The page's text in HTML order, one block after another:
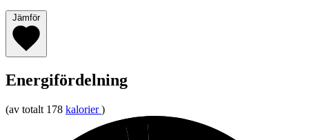
Jämför
Energifördelning
(av totalt 178 kalorier )